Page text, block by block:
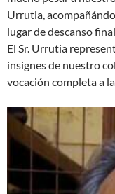
Urrutia,
lugar de descanso
El Sr. Urrutia
insignes de nuestro
vocación completa a